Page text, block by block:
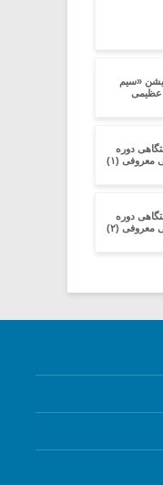
«سیم
عظیمی
دوره
معروفی (۱)
دوره
معروفی (۲)